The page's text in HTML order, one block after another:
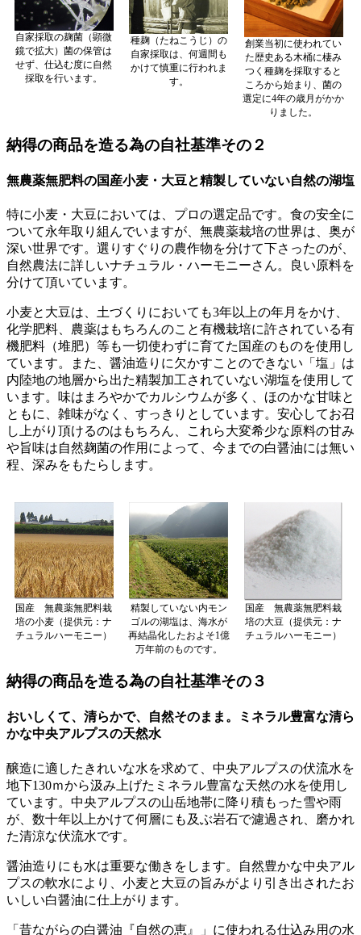
自家採取の麹菌（顕微
鏡で拡大）菌の保管は
せず、仕込む度に自然
採取を行います。
種麹（たねこうじ）の
自家採取は、何週間も
かけて慎重に行われま
す。
創業当初に使われてい
た歴史ある木桶に棲み
つく種麹を採取すると
ころから始まり、菌の
選定に4年の歳月がかか
りました。
納得の商品を造る為の自社基準その２
無農薬無肥料の国産小麦・大豆と精製していない自然の湖塩
特に小麦・大豆においては、プロの選定品です。食の安全に
ついて永年取り組んでいますが、無農薬栽培の世界は、奥が
深い世界です。選りすぐりの農作物を分けて下さったのが、
自然農法に詳しいナチュラル・ハーモニーさん。良い原料を
分けて頂いています。
小麦と大豆は、土づくりにおいても3年以上の年月をかけ、
化学肥料、農薬はもちろんのこと有機栽培に許されている有
機肥料（堆肥）等も一切使わずに育てた国産のものを使用し
ています。また、醤油造りに欠かすことのできない「塩」は
内陸地の地層から出た精製加工されていない湖塩を使用して
います。味はまろやかでカルシウムが多く、ほのかな甘味と
ともに、雑味がなく、すっきりとしています。安心してお召
し上がり頂けるのはもちろん、これら大変希少な原料の甘み
や旨味は自然麹菌の作用によって、今までの白醤油には無い
程、深みをもたらします。
国産 無農薬無肥料栽
培の小麦（提供元：ナ
チュラルハーモニー）
精製していない内モン
ゴルの湖塩は、海水が
再結晶化したおよそ1億
万年前のものです。
国産 無農薬無肥料栽
培の大豆（提供元：ナ
チュラルハーモニー）
納得の商品を造る為の自社基準その３
おいしくて、清らかで、自然そのまま。ミネラル豊富な清ら
かな中央アルプスの天然水
醸造に適したきれいな水を求めて、中央アルプスの伏流水を
地下130ｍから汲み上げたミネラル豊富な天然の水を使用し
ています。中央アルプスの山岳地帯に降り積もった雪や雨
が、数十年以上かけて何層にも及ぶ岩石で濾過され、磨かれ
た清涼な伏流水です。
醤油造りにも水は重要な働きをします。自然豊かな中央アル
プスの軟水により、小麦と大豆の旨みがより引き出されたお
いしい白醤油に仕上がります。
「昔ながらの白醤油『自然の恵』」に使われる仕込み用の水